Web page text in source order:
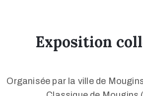
Exposition
Organisée par la ville de